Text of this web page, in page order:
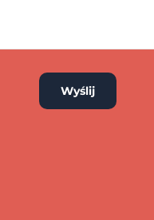
Wyślij